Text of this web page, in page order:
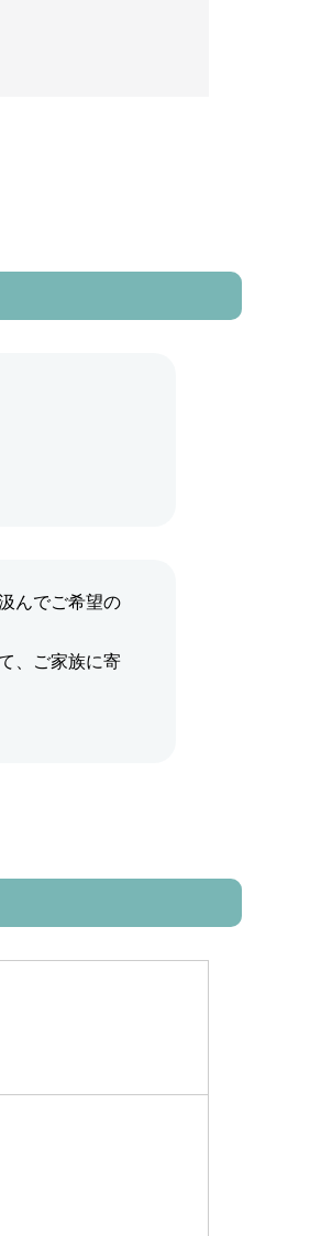
んでご希望の
、ご家族に寄